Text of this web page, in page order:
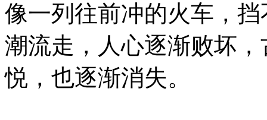
像一列往前冲的火车，
潮流走，人心逐渐败坏
悦，也逐渐消失。